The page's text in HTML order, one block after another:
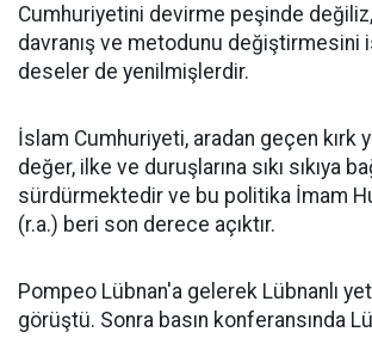
Cumhuriyetini devirme peşinde
davranış ve metodunu değiştirmesini
deseler de yenilmişlerdir.
İslam Cumhuriyeti, aradan geçen kırk
değer, ilke ve duruşlarına sıkı sıkıya
sürdürmektedir ve bu politika İmam
(r.a.) beri son derece açıktır.
Pompeo Lübnan'a gelerek Lübnanlı
görüştü. Sonra basın konferansında